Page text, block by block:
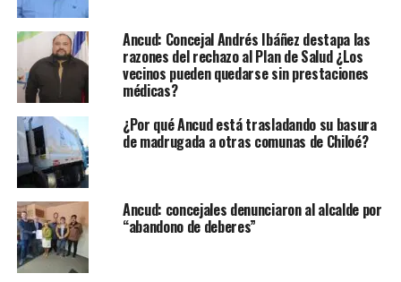
Ancud: Concejal Andrés Ibáñez destapa las
razones del rechazo al Plan de Salud ¿Los
vecinos pueden quedarse sin prestaciones
médicas?
¿Por qué Ancud está trasladando su basura
de madrugada a otras comunas de Chiloé?
Ancud: concejales denunciaron al alcalde por
“abandono de deberes”